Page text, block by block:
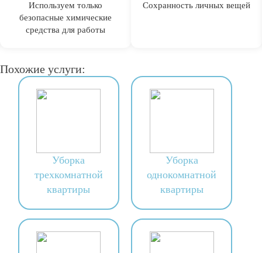
Используем только
безопасные химические
средства для работы
Сохранность личных вещей
Похожие услуги:
Уборка
трехкомнатной
квартиры
Уборка
однокомнатной
квартиры